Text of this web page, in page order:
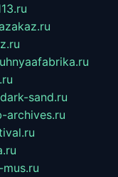
dark-sand.ru
archives.ru
mus.ru